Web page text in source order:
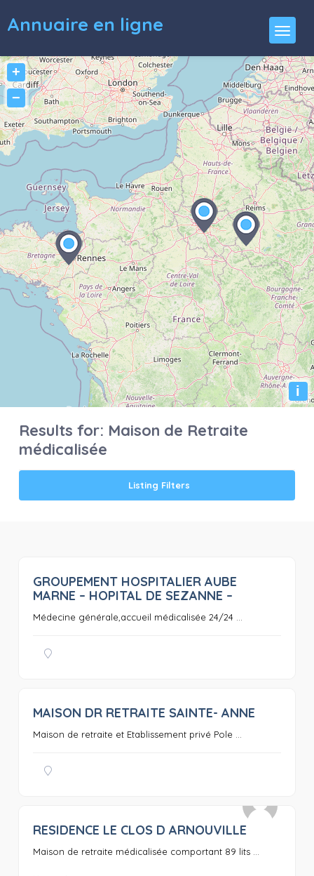
Annuaire en ligne
+
−
i
Results for: Maison de Retraite
médicalisée
Listing Filters
GROUPEMENT HOSPITALIER AUBE
MARNE – HOPITAL DE SEZANNE –
Médecine générale,accueil médicalisée 24/24 ...
0
MAISON DR RETRAITE SAINTE- ANNE
Maison de retraite et Etablissement privé Pole ...
RESIDENCE LE CLOS D ARNOUVILLE
Maison de retraite médicalisée comportant 89 lits ...